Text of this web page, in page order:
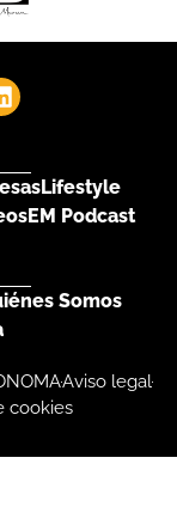
Lifestyle
EM Podcast
Somos
Aviso legal
cookies